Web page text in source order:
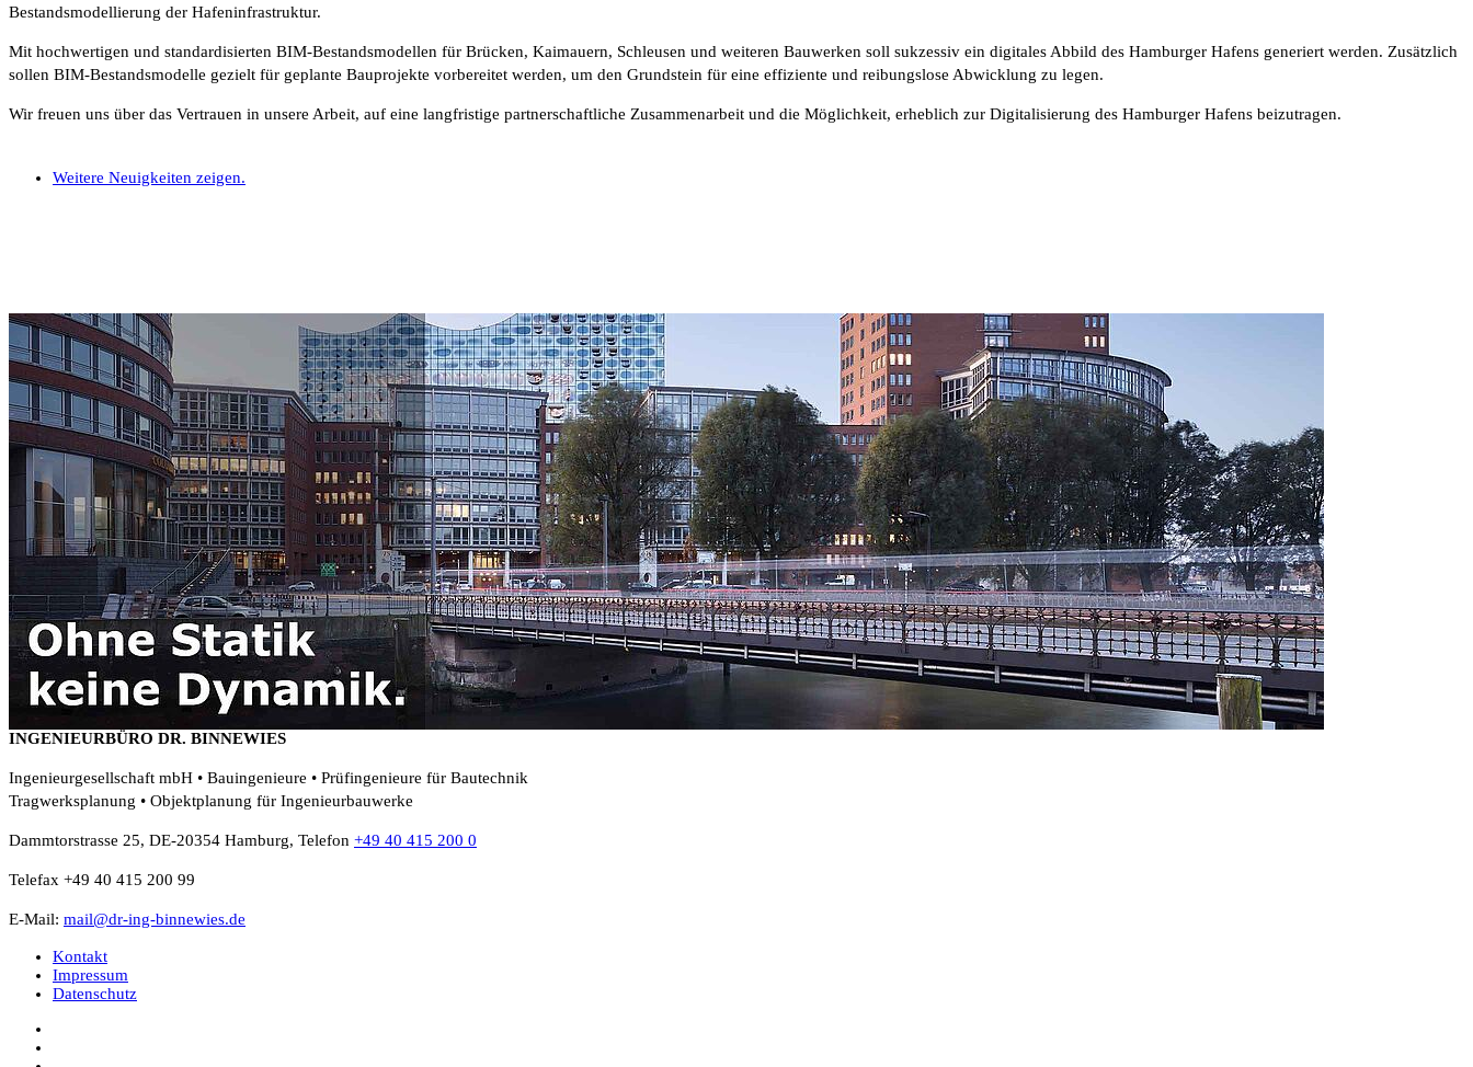
Bestandsmodellierung der Hafeninfrastruktur.
Mit hochwertigen und standardisierten BIM-Bestandsmodellen für Brücken, Kaimauern, Schleusen und weiteren Bauwerken soll sukzessiv ein digitales Abbild des Hamburger Hafens generiert werden. Zusätzlich
sollen BIM-Bestandsmodelle gezielt für geplante Bauprojekte vorbereitet werden, um den Grundstein für eine effiziente und reibungslose Abwicklung zu legen.
Wir freuen uns über das Vertrauen in unsere Arbeit, auf eine langfristige partnerschaftliche Zusammenarbeit und die Möglichkeit, erheblich zur Digitalisierung des Hamburger Hafens beizutragen.
Weitere Neuigkeiten zeigen.
INGENIEURBÜRO DR. BINNEWIES
Ingenieurgesellschaft mbH • Bauingenieure • Prüfingenieure für Bautechnik
Tragwerksplanung • Objektplanung für Ingenieurbauwerke
Dammtorstrasse 25, DE-20354 Hamburg, Telefon +49 40 415 200 0
Telefax +49 40 415 200 99
E-Mail: mail@dr-ing-binnewies.de
Kontakt
Impressum
Datenschutz